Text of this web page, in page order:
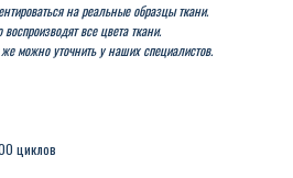
на реальные образцы ткани.
все цвета ткани.
можно уточнить у наших специалистов.
циклов